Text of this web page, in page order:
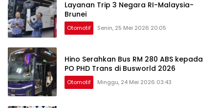
Layanan Trip 3 Negara RI-Malaysia-
Brunei
Otomotif Senin, 25 Mei 2026 20:05
Hino Serahkan Bus RM 280 ABS kepada
PO PHD Trans di Busworld 2026
Otomotif Minggu, 24 Mei 2026 03:43